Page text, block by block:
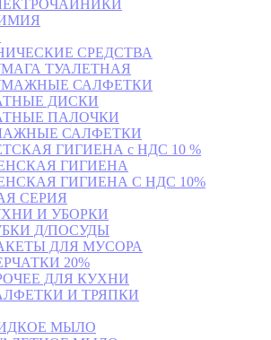
СРЕДСТВА
ТУАЛЕТНАЯ
САЛФЕТКИ
ДИСКИ
ПАЛОЧКИ
САЛФЕТКИ
ГИГИЕНА с НДС 10 %
ГИГИЕНА
ГИГИЕНА С НДС 10%
СЕРИЯ
И УБОРКИ
Д/ПОСУДЫ
ДЛЯ МУСОРА
20%
ДЛЯ КУХНИ
И ТРЯПКИ
МЫЛО